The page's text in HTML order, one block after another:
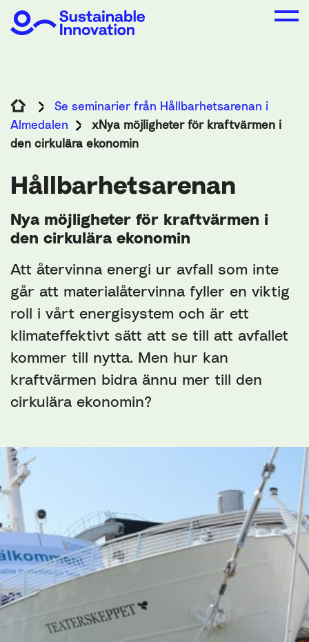
Se seminarier från Hållbarhetsarenan i
Almedalen
xNya möjligheter för kraftvärmen i
den cirkulära ekonomin
Hållbarhetsarenan
Nya möjligheter för kraftvärmen i
den cirkulära ekonomin
Att återvinna energi ur avfall som inte
går att materialåtervinna fyller en viktig
roll i vårt energisystem och är ett
klimateffektivt sätt att se till att avfallet
kommer till nytta. Men hur kan
kraftvärmen bidra ännu mer till den
cirkulära ekonomin?